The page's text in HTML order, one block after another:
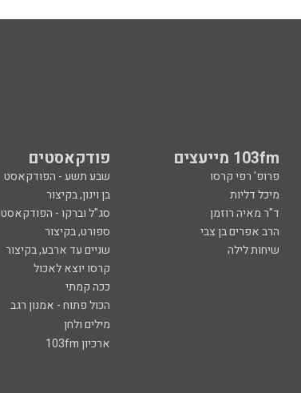
103fm מייעצים פודקאסטים
פרופ' רפי קרסו שבע תשע - הפודקאסט
מיכל דליות בן וינון, בקיצור
ד"ר מאיה רוזמן סג"ל וברקו - הפודקאסט
הרב אפרים בן צבי ספורט, בקיצור
שיחות לילה שניים עד ארבע, בקיצור
קרסו יוצא לאכול
ככה קמתי
הכול פתוח - אמנון רגב
מילים ולחן
ארכיון 103fm